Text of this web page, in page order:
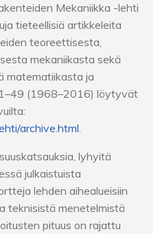
Mekaniikka -lehti
tieteellisiä artikkeleita
teoreettisesta,
mekaniikasta sekä
matematiikasta ja
(1968–2016) löytyvät
archive.html.
lyhyitä
julkaistuista
lehden aihealueisiin
teknisistä menetelmistä
pituus on rajattu